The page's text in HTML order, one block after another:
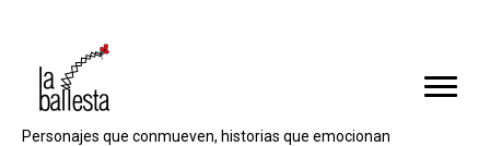
Personajes que conmueven, historias que emocionan